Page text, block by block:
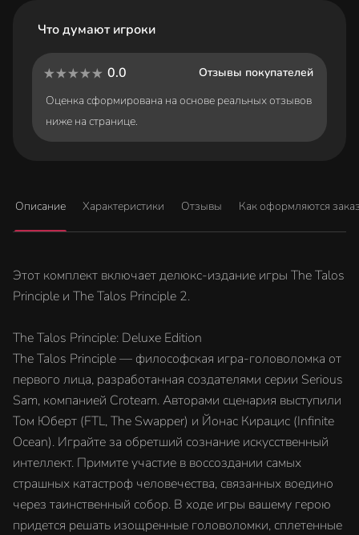
Что думают игроки
0.0
Отзывы покупателей
Оценка сформирована на основе реальных отзывов
ниже на странице.
Описание Характеристики Отзывы Как оформляются
Этот комплект включает делюкс-издание игры The Talos
Principle и The Talos Principle 2.
The Talos Principle: Deluxe Edition
The Talos Principle — философская игра-головоломка от
первого лица, разработанная создателями серии Serious
Sam, компанией Croteam. Авторами сценария выступили
Том Юберт (FTL, The Swapper) и Йонас Кирацис (Infinite
Ocean). Играйте за обретший сознание искусственный
интеллект. Примите участие в воссоздании самых
страшных катастроф человечества, связанных воедино
через таинственный собор. В ходе игры вашему герою
придется решать изощренные головоломки, сплетенные